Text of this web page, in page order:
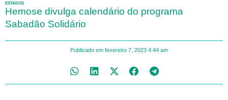
ESTADOS
Hemose divulga calendário do programa
Sabadão Solidário
Publicado em fevereiro 7, 2023 4:44 am